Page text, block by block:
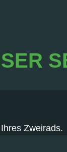
Zweirads.